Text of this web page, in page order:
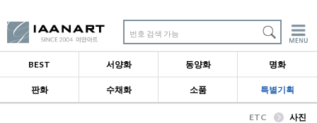
번호 검색 가능
BEST 서양화 동양화 명화
판화 수채화 소품 특별기획
ETC 사진